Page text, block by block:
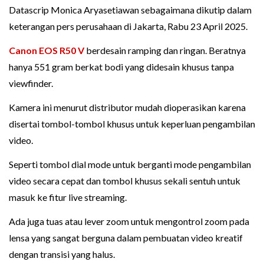
Datascrip Monica Aryasetiawan sebagaimana dikutip dalam
keterangan pers perusahaan di Jakarta, Rabu 23 April 2025.
Canon EOS R50 Vberdesain ramping dan ringan. Beratnya
hanya 551 gram berkat bodi yang didesain khusus tanpa
viewfinder.
Kamera ini menurut distributor mudah dioperasikan karena
disertai tombol-tombol khusus untuk keperluan pengambilan
video.
Seperti tombol dial mode untuk berganti mode pengambilan
video secara cepat dan tombol khusus sekali sentuh untuk
masuk ke fitur live streaming.
Ada juga tuas atau lever zoom untuk mengontrol zoom pada
lensa yang sangat berguna dalam pembuatan video kreatif
dengan transisi yang halus.